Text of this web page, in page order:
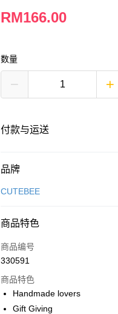
RM166.00
数量
付款与运送
付款方式
信用卡一次付清
相关说明
伊斯兰银行、AmBank、BSN Bank
Touch 'n Go
GrabPay
品牌
CUTEBEE
商品特色
商品编号
330591
商品特色
Handmade lovers
Gift Giving